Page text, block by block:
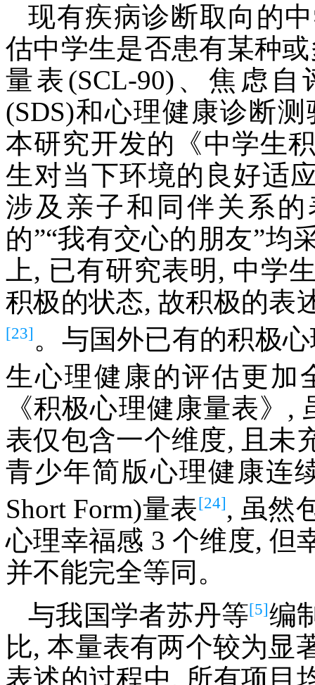
现有疾病诊断取向的
估中学生是否患有某种
量表(SCL-90)、焦虑
(SDS)和心理健康诊断
本研究开发的《中学生
生对当下环境的良好适
涉及亲子和同伴关系
的”“我有交心的朋友”均
上, 已有研究表明, 中学
积极的状态, 故积极的表
[23] 。与国外已有的积极
生心理健康的评估更加
《积极心理健康量表》
表仅包含一个维度, 且未
青少年简版心理健康连
Short Form)量表[24], 虽然
心理幸福感 3 个维度, 但
并不能完全等同。
与我国学者苏丹等[5]编
比, 本量表有两个较为显
表述的过程中, 所有项目